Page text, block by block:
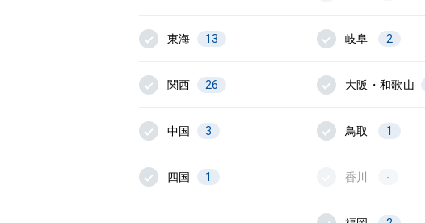
東海 13 岐阜 2
関西 26 大阪・和歌山
中国 3 鳥取 1
四国 1 香川 -